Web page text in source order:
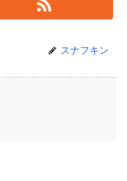
スナフキン